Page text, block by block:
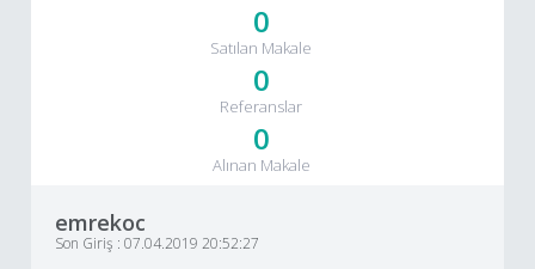
0
Satılan Makale
0
Referanslar
0
Alınan Makale
emrekoc
Son Giriş : 07.04.2019 20:52:27